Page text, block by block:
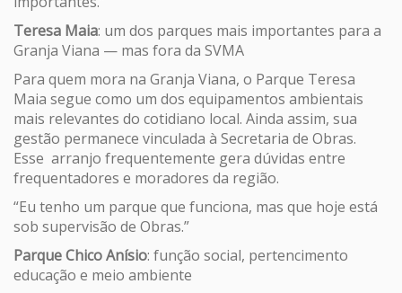
Teresa Maia: um dos parques mais importantes para a
Granja Viana — mas fora da SVMA
Para quem mora na Granja Viana, o Parque Teresa
Maia segue como um dos equipamentos ambientais
mais relevantes do cotidiano local. Ainda assim, sua
gestão permanece vinculada à Secretaria de Obras.
Esse arranjo frequentemente gera dúvidas entre
frequentadores e moradores da região.
“Eu tenho um parque que funciona, mas que hoje está
sob supervisão de Obras.”
Parque Chico Anísio: função social, pertencimento
educação e meio ambiente